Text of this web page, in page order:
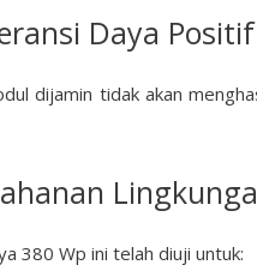
Daya
dijamin tidak akan
380 Wp ini telah diuji untuk: